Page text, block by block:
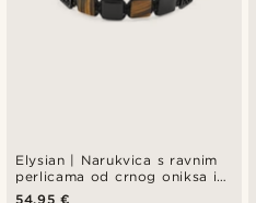
Elysian | Narukvica s ravnim
perlicama od crnog oniksa i
tigrovog oka
54,95 €